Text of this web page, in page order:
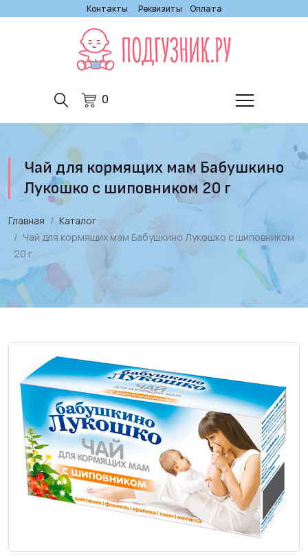
Контакты Реквизиты Оплата
0
Чай для кормящих мам Бабушкино
Лукошко с шиповником 20 г
Главная
Каталог
Чай для кормящих мам Бабушкино Лукошко с шиповником
20 г